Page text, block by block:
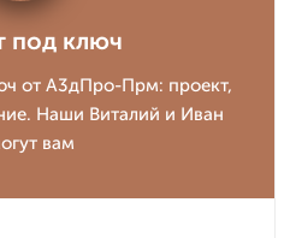
под ключ
от А3дПро-Прм: проект,
Наши Виталий и Иван
вам